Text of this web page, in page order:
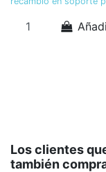
Los clientes
también